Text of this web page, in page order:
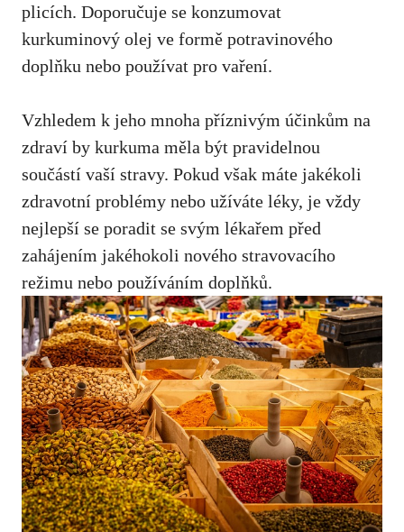
plicích. Doporučuje se konzumovat
kurkuminový⁤ olej ve formě potravinového
doplňku nebo ⁢používat pro vaření.
Vzhledem k jeho mnoha⁣ příznivým účinkům‌ na
zdraví by kurkuma měla být pravidelnou
součástí vaší​ stravy. Pokud však máte jakékoli
zdravotní problémy nebo ​užíváte léky,⁢ je vždy
nejlepší‍ se‌ poradit se svým​ lékařem před
zahájením jakéhokoli nového stravovacího
režimu nebo používáním doplňků.